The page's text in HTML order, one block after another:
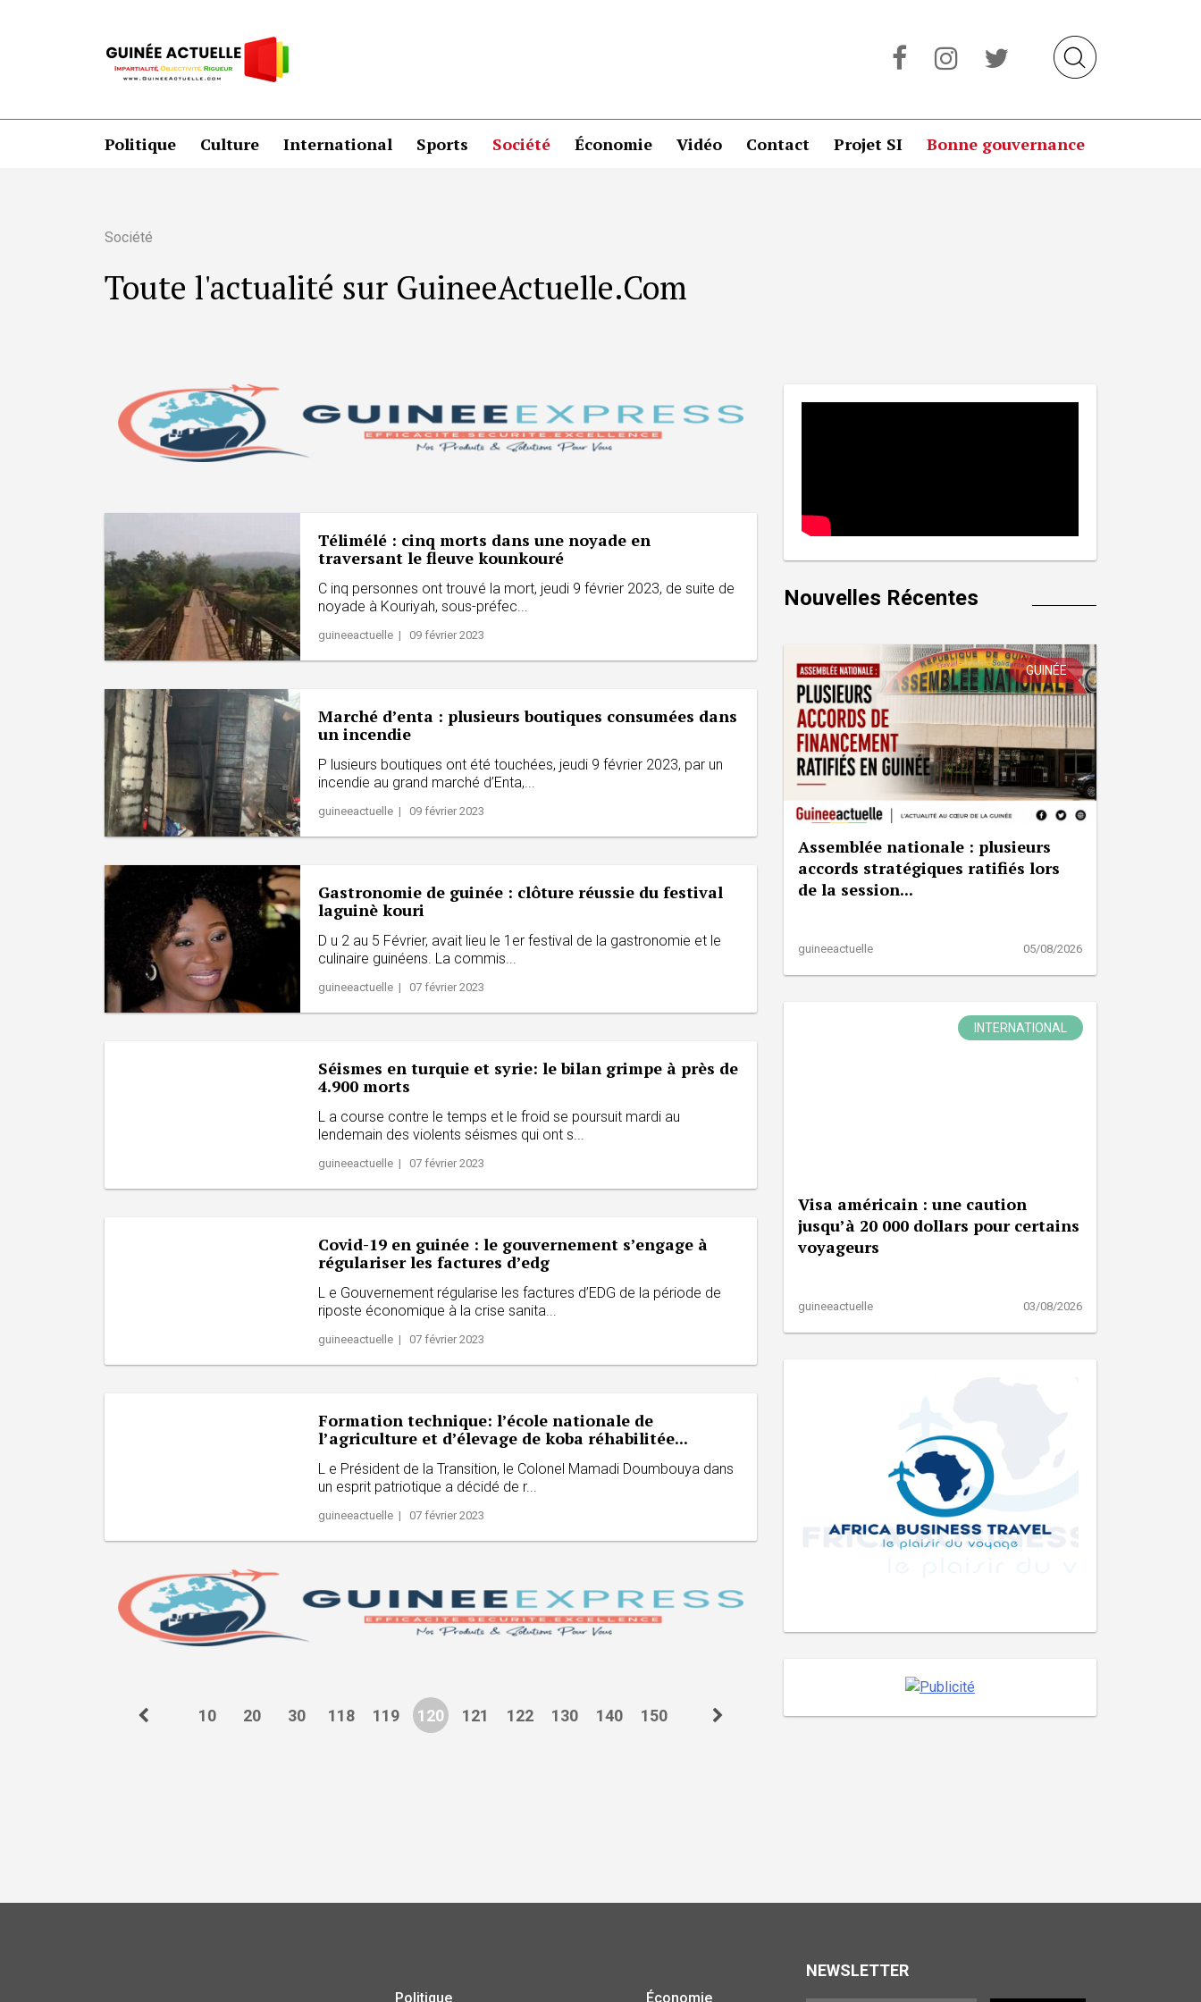
Politique Culture International Sports Société Économie Vidéo Contact Projet SI Bonne gouvernance
Société
Toute l'actualité sur GuineeActuelle.Com
Télimélé : cinq morts dans une noyade en
traversant le fleuve kounkouré
C inq personnes ont trouvé la mort, jeudi 9 février 2023, de suite de
noyade à Kouriyah, sous-préfec...
guineeactuelle | 09 février 2023
Marché d’enta : plusieurs boutiques consumées dans
un incendie
P lusieurs boutiques ont été touchées, jeudi 9 février 2023, par un
incendie au grand marché d’Enta,...
guineeactuelle | 09 février 2023
Gastronomie de guinée : clôture réussie du festival
laguinè kouri
D u 2 au 5 Février, avait lieu le 1er festival de la gastronomie et le
culinaire guinéens. La commis...
guineeactuelle | 07 février 2023
Séismes en turquie et syrie: le bilan grimpe à près de
4.900 morts
L a course contre le temps et le froid se poursuit mardi au
lendemain des violents séismes qui ont s...
guineeactuelle | 07 février 2023
Covid-19 en guinée : le gouvernement s’engage à
régulariser les factures d’edg
L e Gouvernement régularise les factures d’EDG de la période de
riposte économique à la crise sanita...
guineeactuelle | 07 février 2023
Formation technique: l’école nationale de
l’agriculture et d’élevage de koba réhabilitée...
L e Président de la Transition, le Colonel Mamadi Doumbouya dans
un esprit patriotique a décidé de r...
guineeactuelle | 07 février 2023
10 20 30 118 119 120 121 122 130 140 150
Nouvelles Récentes
GUINÉE
Assemblée nationale : plusieurs
accords stratégiques ratifiés lors
de la session...
guineeactuelle 05/08/2026
INTERNATIONAL
Visa américain : une caution
jusqu’à 20 000 dollars pour certains
voyageurs
guineeactuelle 03/08/2026
Politique Économie
NEWSLETTER